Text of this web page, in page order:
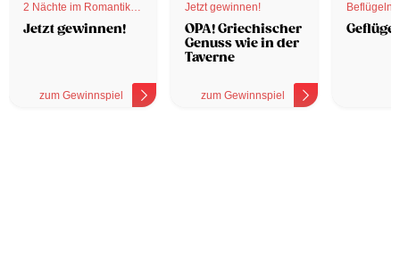
2 Nächte im Romantik
Hotel
Jetzt gewinnen!
zum Gewinnspiel
Jetzt gewinnen!
OPA! Griechischer
Genuss wie in der
Taverne
zum Gewinnspiel